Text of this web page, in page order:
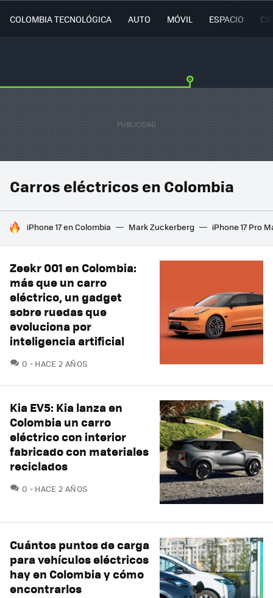
COLOMBIA TECNOLÓGICA AUTO MÓVIL ESPACIO
Carros eléctricos en Colombia
HOY SE HABLA DE
iPhone 17 en Colombia Mark Zuckerberg iPhone 17 Pro
Zeekr 001 en Colombia:
más que un carro
eléctrico, un gadget
sobre ruedas que
evoluciona por
inteligencia artificial
0 COMENTARIOS
HACE 2 AÑOS
Kia EV5: Kia lanza en
Colombia un carro
eléctrico con interior
fabricado con materiales
reciclados
0 COMENTARIOS
HACE 2 AÑOS
Cuántos puntos de carga
para vehículos eléctricos
hay en Colombia y cómo
encontrarlos